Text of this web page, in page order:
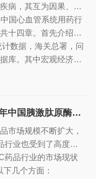
多的市场份额。
病，其互为因果、密
国心血管系统用药行
十四章。首先介绍了
心血管系统用药整体
用药行业市场运行的
场竞争格局。随后，
经营状况分析，最后
解或者想投资心血管
的重要工具。
数据，海关总署，问
库。其中宏观经济数
计数据主要来自国家
要来自于国统计局规
2025-2031年中国胰激肽原酶肠溶片行业发展动态分析及前景战略分析报告
场规模不断扩大，
行业也受到了高度重
者对健康和药品的日益
术的不断发展，OT
品行业的市场现状
几个方面：